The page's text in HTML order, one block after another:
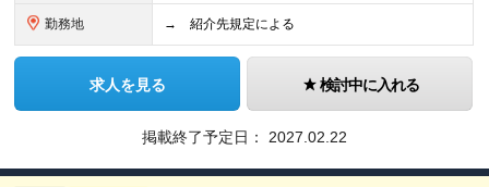
勤務地 → 紹介先規定による
求人を見る 検討中に入れる
掲載終了予定日： 2027.02.22